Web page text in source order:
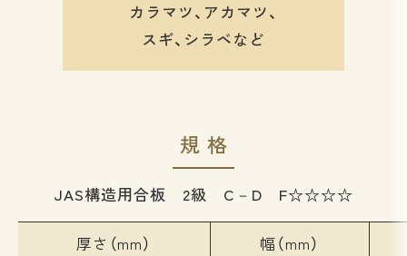
カラマツ、アカマツ、
スギ、シラベなど
規格
JAS構造用合板 2級 C－D F☆☆☆☆
厚さ（mm）
幅（mm）